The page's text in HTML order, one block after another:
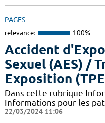
PAGES
relevance: 100%
Accident
Sexuel (AES) /
Exposition
Dans cette rubrique
Informations pour les
22/03/2024 11:06